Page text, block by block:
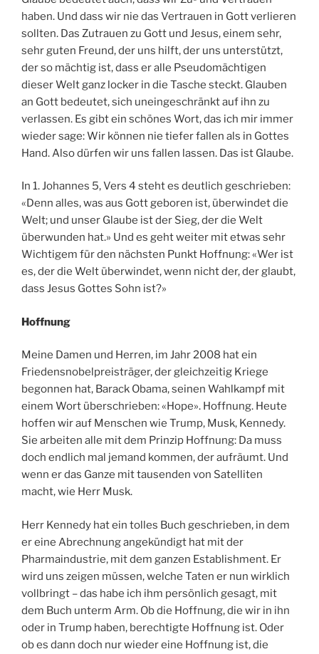
haben. Und dass wir nie das Vertrauen in Gott verlieren
sollten. Das Zutrauen zu Gott und Jesus, einem sehr,
sehr guten Freund, der uns hilft, der uns unterstützt,
der so mächtig ist, dass er alle Pseudomächtigen
dieser Welt ganz locker in die Tasche steckt. Glauben
an Gott bedeutet, sich uneingeschränkt auf ihn zu
verlassen. Es gibt ein schönes Wort, das ich mir immer
wieder sage: Wir können nie tiefer fallen als in Gottes
Hand. Also dürfen wir uns fallen lassen. Das ist Glaube.
In 1. Johannes 5, Vers 4 steht es deutlich geschrieben:
«Denn alles, was aus Gott geboren ist, überwindet die
Welt; und unser Glaube ist der Sieg, der die Welt
überwunden hat.» Und es geht weiter mit etwas sehr
Wichtigem für den nächsten Punkt Hoffnung: «Wer ist
es, der die Welt überwindet, wenn nicht der, der glaubt,
dass Jesus Gottes Sohn ist?»
Hoffnung
Meine Damen und Herren, im Jahr 2008 hat ein
Friedensnobelpreisträger, der gleichzeitig Kriege
begonnen hat, Barack Obama, seinen Wahlkampf mit
einem Wort überschrieben: «Hope». Hoffnung. Heute
hoffen wir auf Menschen wie Trump, Musk, Kennedy.
Sie arbeiten alle mit dem Prinzip Hoffnung: Da muss
doch endlich mal jemand kommen, der aufräumt. Und
wenn er das Ganze mit tausenden von Satelliten
macht, wie Herr Musk.
Herr Kennedy hat ein tolles Buch geschrieben, in dem
er eine Abrechnung angekündigt hat mit der
Pharmaindustrie, mit dem ganzen Establishment. Er
wird uns zeigen müssen, welche Taten er nun wirklich
vollbringt – das habe ich ihm persönlich gesagt, mit
dem Buch unterm Arm. Ob die Hoffnung, die wir in ihn
oder in Trump haben, berechtigte Hoffnung ist. Oder
ob es dann doch nur wieder eine Hoffnung ist, die